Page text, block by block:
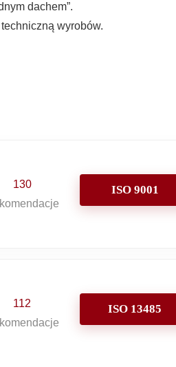
dachem”.
wyrobów.
130
ISO 9001
112
ISO 13485